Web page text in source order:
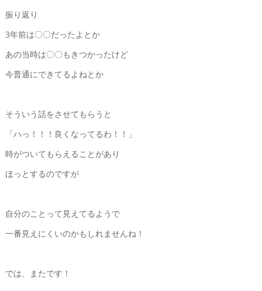
振り返り
3年前は〇〇だったよとか
あの当時は〇〇もきつかったけど
今普通にできてるよねとか
そういう話をさせてもらうと
「ハっ！！！良くなってるわ！！」
時がついてもらえることがあり
ほっとするのですが
自分のことって見えてるようで
一番見えにくいのかもしれませんね！
では、またです！